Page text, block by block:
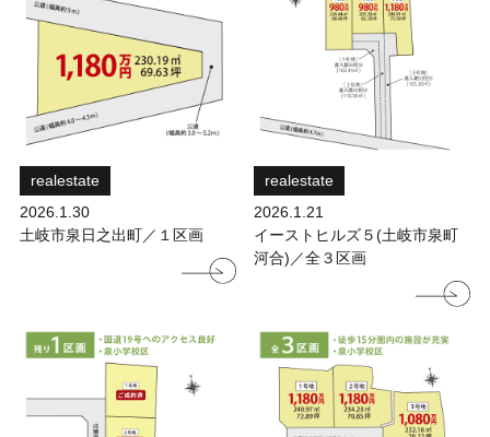
realestate
2026.1.30
土岐市泉日之出町／１区画
realestate
2026.1.21
イーストヒルズ５(土岐市泉町
河合)／全３区画